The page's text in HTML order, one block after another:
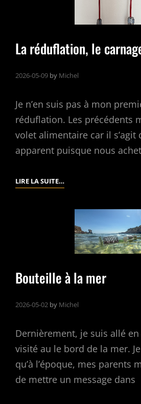
La réduflation, le
2026-05-09 by Michel
Je n’en suis pas à mon
réduflation. Les précédents
volet alimentaire car il s’agit
apparent puisque nous
LIRE LA SUITE…LA
CONTINU
Bouteille à la mer
2026-05-02 by Michel
Dernièrement, je suis allé en
visité au le bord de la mer.
qu’à l’époque, mes parents
de mettre un message dans